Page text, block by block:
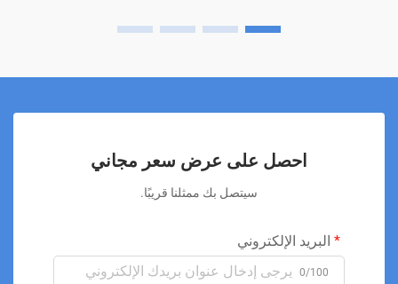
احصل على عرض سعر مجاني
سيتصل بك ممثلنا قريبًا.
البريد الإلكتروني
0/100